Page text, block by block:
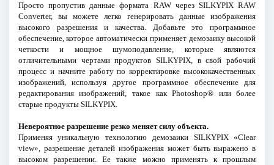
Просто пропустив данные формата RAW через SILKYPIX RAW
Converter, вы можете легко генерировать данные изображения
высокого разрешения и качества. Добавьте это программное
обеспечение, которое автоматически применяет демозаику высокой
четкости и мощное шумоподавление, которые являются
отличительными чертами продуктов SILKYPIX, в свой рабочий
процесс и начните работу по корректировке высококачественных
изображений, используя другое программное обеспечение для
редактирования изображений, такое как Photoshop® или более
старые продукты SILKYPIX.
Невероятное разрешение резко меняет силу объекта.
Применяя уникальную технологию демозаики SILKYPIX «Clear
view», разрешение деталей изображения может быть выражено в
высоком разрешении. Ее также можно применять к прошлым